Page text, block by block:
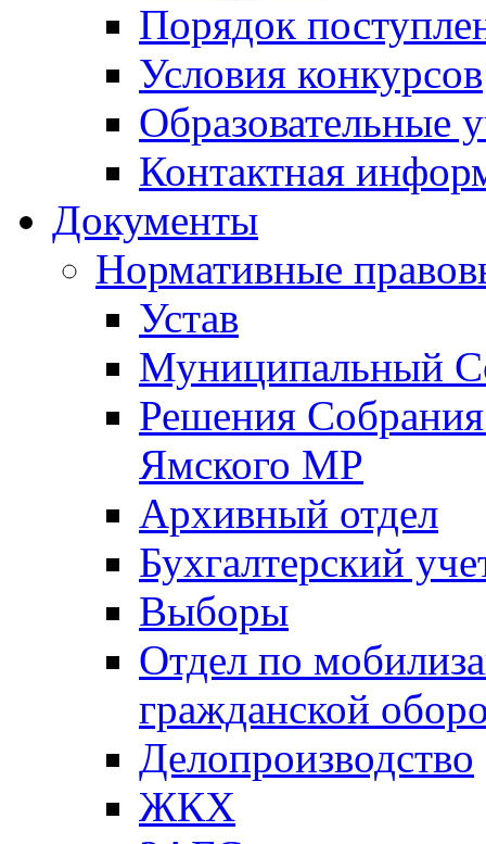
Порядок
Условия конкурсов
Образовательные
Контактная
Документы
Нормативные
Устав
Муниципальный
Решения
Ямского МР
Архивный отдел
Бухгалтерский
Выборы
Отдел по
гражданской
Делопроизводство
ЖКХ